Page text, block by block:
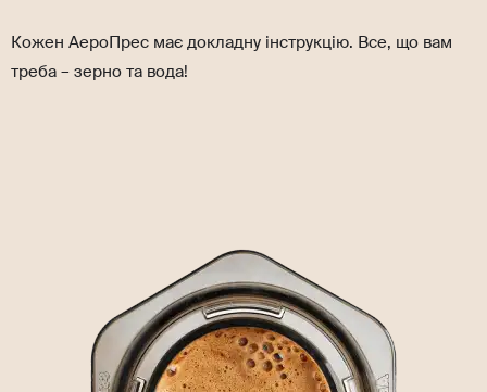
Кожен АероПрес має докладну інструкцію. Все, що вам
треба – зерно та вода!